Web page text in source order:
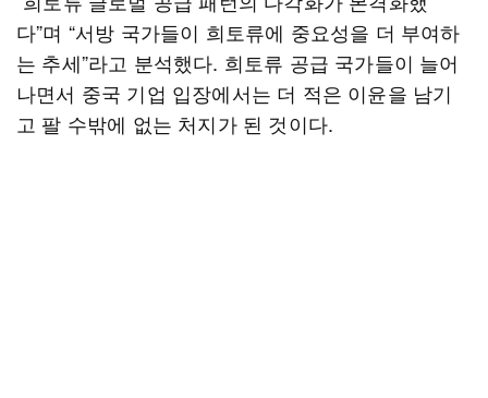
다”며 “서방 국가들이 희토류에 중요성을 더 부여하
는 추세”라고 분석했다. 희토류 공급 국가들이 늘어
나면서 중국 기업 입장에서는 더 적은 이윤을 남기
고 팔 수밖에 없는 처지가 된 것이다.